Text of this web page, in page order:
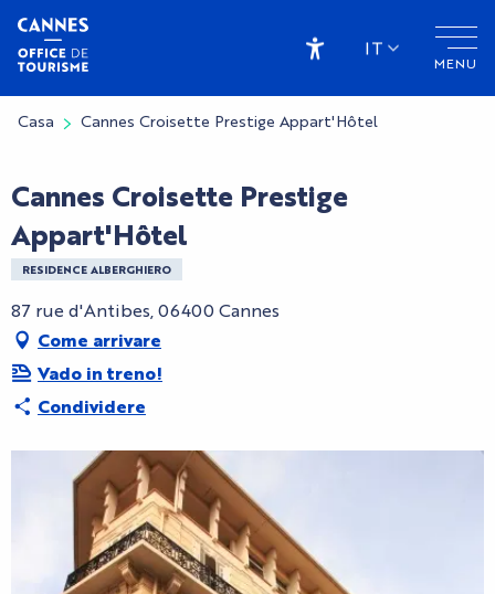
Aller
contenu
principal
MENU
Accessibilité
IT
Casa Cannes Croisette Prestige Appart'Hôtel
Cannes Croisette Prestige
Appart'Hôtel
RESIDENCE ALBERGHIERO
87 rue d'Antibes, 06400 Cannes
Come arrivare
Vado in treno!
Condividere